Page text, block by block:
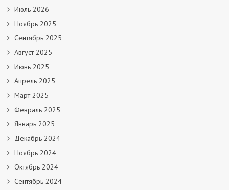
Июль 2026
Ноябрь 2025
Сентябрь 2025
Август 2025
Июнь 2025
Апрель 2025
Март 2025
Февраль 2025
Январь 2025
Декабрь 2024
Ноябрь 2024
Октябрь 2024
Сентябрь 2024